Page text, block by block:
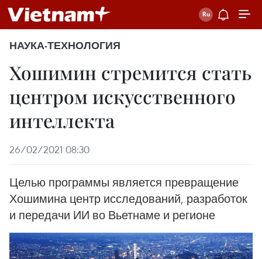
НАУКА-ТЕХНОЛОГИЯ
Хошимин стремится стать
центром искусственного
интеллекта
26/02/2021 08:30
Целью программы является превращение
Хошимина центр исследований, разработок
и передачи ИИ во Вьетнаме и регионе